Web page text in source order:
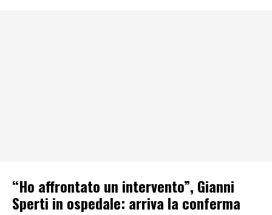
“Ho affrontato un intervento”, Gianni
Sperti in ospedale: arriva la conferma